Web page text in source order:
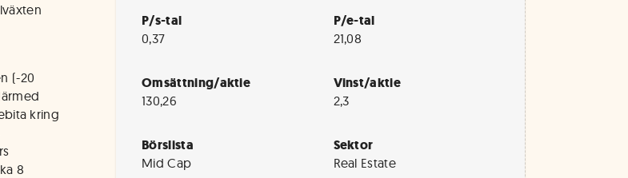
(-20
kring
8
P/s-tal
0,37
P/e-tal
21,08
Omsättning/aktie
130,26
Vinst/aktie
2,3
Börslista
Mid Cap
Sektor
Real Estate